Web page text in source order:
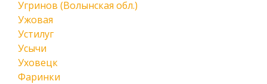
Угринов (Волынская обл.)
Ужовая
Устилуг
Усычи
Уховецк
Фаринки